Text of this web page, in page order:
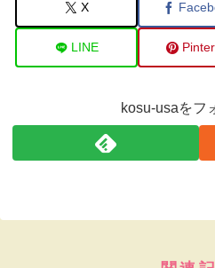
X
LINE
kosu-usaをフ